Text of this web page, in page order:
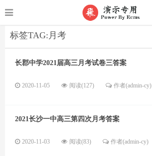
标签TAG:月考
长郡中学2021届高三月考试卷三答案
2020-11-05 阅读(127) 作者(admin-cy)
2021长沙一中高三第四次月考答案
2020-11-03 阅读(83) 作者(admin-cy)